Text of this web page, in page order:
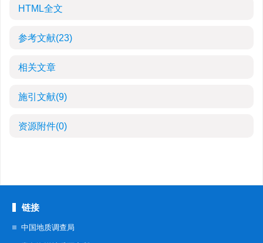
HTML全文
参考文献(23)
相关文章
施引文献(9)
资源附件(0)
链接
中国地质调查局